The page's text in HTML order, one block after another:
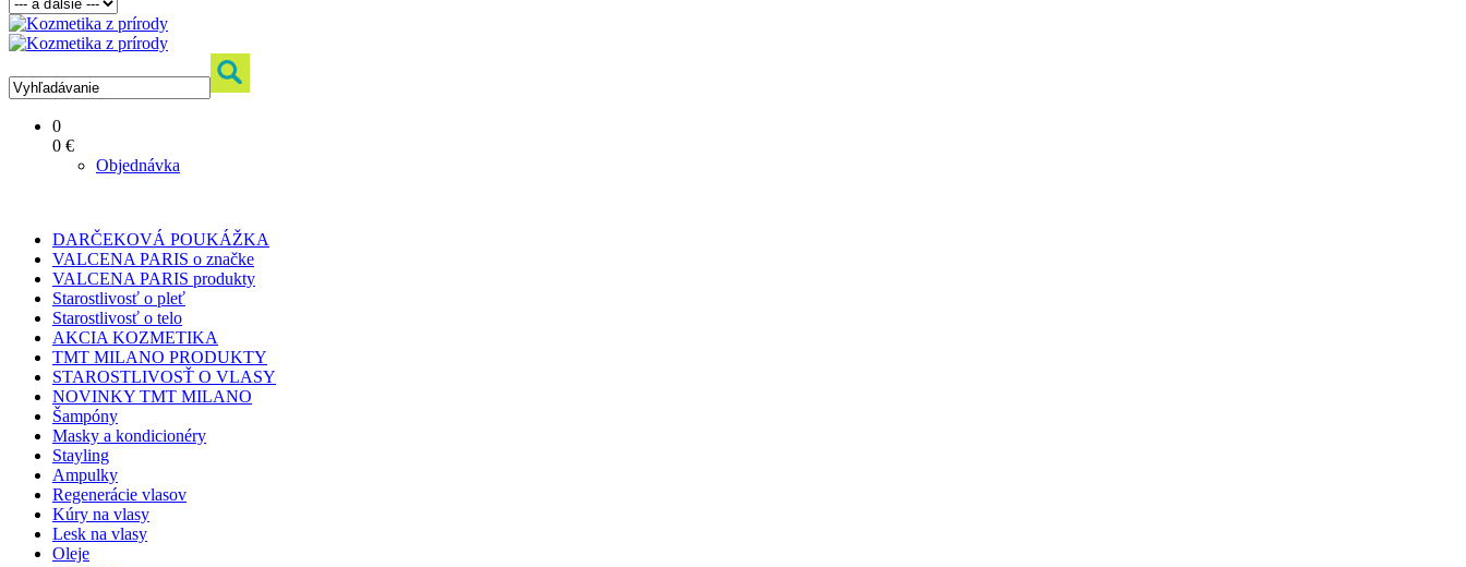
0
0 €
Objednávka
DARČEKOVÁ POUKÁŽKA
VALCENA PARIS o značke
VALCENA PARIS produkty
Starostlivosť o pleť
Starostlivosť o telo
AKCIA KOZMETIKA
TMT MILANO PRODUKTY
STAROSTLIVOSŤ O VLASY
NOVINKY TMT MILANO
Šampóny
Masky a kondicionéry
Stayling
Ampulky
Regenerácie vlasov
Kúry na vlasy
Lesk na vlasy
Oleje